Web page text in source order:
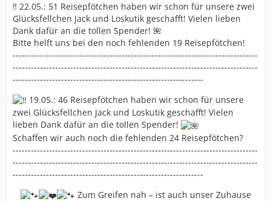
‼️ 22.05.: 51 Reisepfötchen haben wir schon für unsere zwei
Glücksfellchen Jack und Loskutik geschafft! Vielen lieben
Dank dafür an die tollen Spender! 🌺
Bitte helft uns bei den noch fehlenden 19 Reisepfötchen!
---------------------------------------------------------------------------------
---------------------------------------------------------------------------------
---------------------------------------------------------------
19.05.: 46 Reisepfötchen haben wir schon für unsere
zwei Glücksfellchen Jack und Loskutik geschafft! Vielen
lieben Dank dafür an die tollen Spender!
Schaffen wir auch noch die fehlenden 24 Reisepfötchen?
---------------------------------------------------------------------------------
---------------------------------------------------------------------------------
---------------------------------------------------------------
Zum Greifen nah – ist auch unser Zuhause